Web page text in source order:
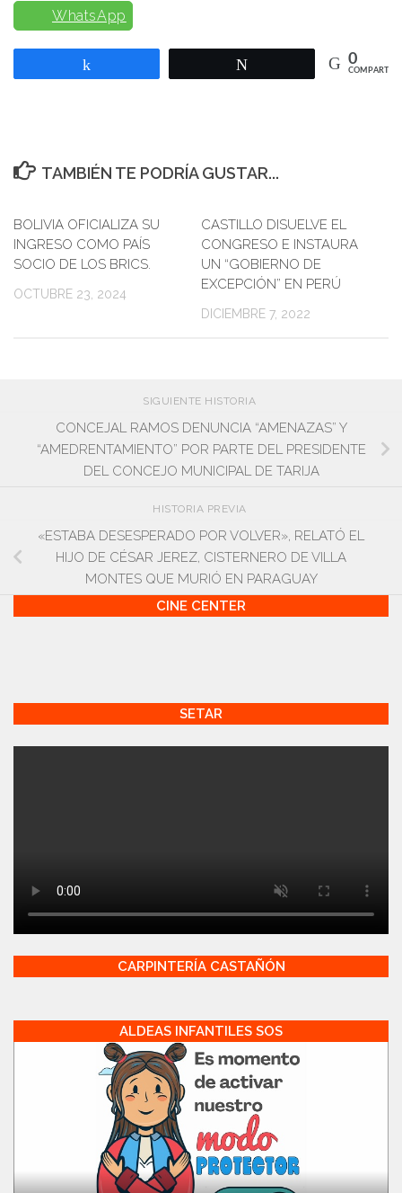
WhatsApp
0
COMPARTIR
TAMBIÉN TE PODRÍA GUSTAR...
BOLIVIA OFICIALIZA SU
INGRESO COMO PAÍS
SOCIO DE LOS BRICS.
OCTUBRE 23, 2024
CASTILLO DISUELVE EL
CONGRESO E INSTAURA
UN “GOBIERNO DE
EXCEPCIÓN” EN PERÚ
DICIEMBRE 7, 2022
SIGUIENTE HISTORIA
CONCEJAL RAMOS DENUNCIA “AMENAZAS” Y
“AMEDRENTAMIENTO” POR PARTE DEL PRESIDENTE
DEL CONCEJO MUNICIPAL DE TARIJA
HISTORIA PREVIA
«ESTABA DESESPERADO POR VOLVER», RELATÓ EL
HIJO DE CÉSAR JEREZ, CISTERNERO DE VILLA
MONTES QUE MURIÓ EN PARAGUAY
CINE CENTER
SETAR
CARPINTERÍA CASTAÑÓN
ALDEAS INFANTILES SOS